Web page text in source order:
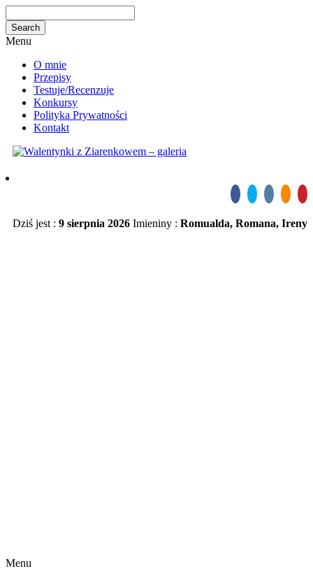
Menu
O mnie
Przepisy
Testuje/Recenzuje
Konkursy
Polityka Prywatności
Kontakt
Dziś jest : 9 sierpnia 2026 Imieniny : Romualda, Romana, Ireny
Menu